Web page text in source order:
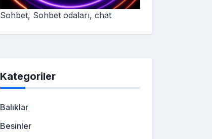
Sohbet, Sohbet odaları, chat
Kategoriler
Balıklar
Besinler